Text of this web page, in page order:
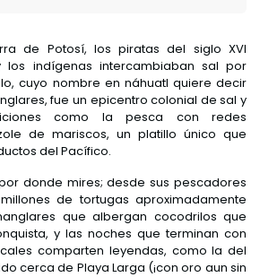
de Potosí, los piratas del siglo XVI
los indígenas intercambiaban sal por
cuyo nombre en náhuatl quiere decir
fue un epicentro colonial de sal y
como la pesca con redes
de mariscos, un platillo único que
del Pacífico.
donde mires; desde sus pescadores
de tortugas aproximadamente
que albergan cocodrilos que
y las noches que terminan con
comparten leyendas, como la del
cerca de Playa Larga (¡con oro aun sin